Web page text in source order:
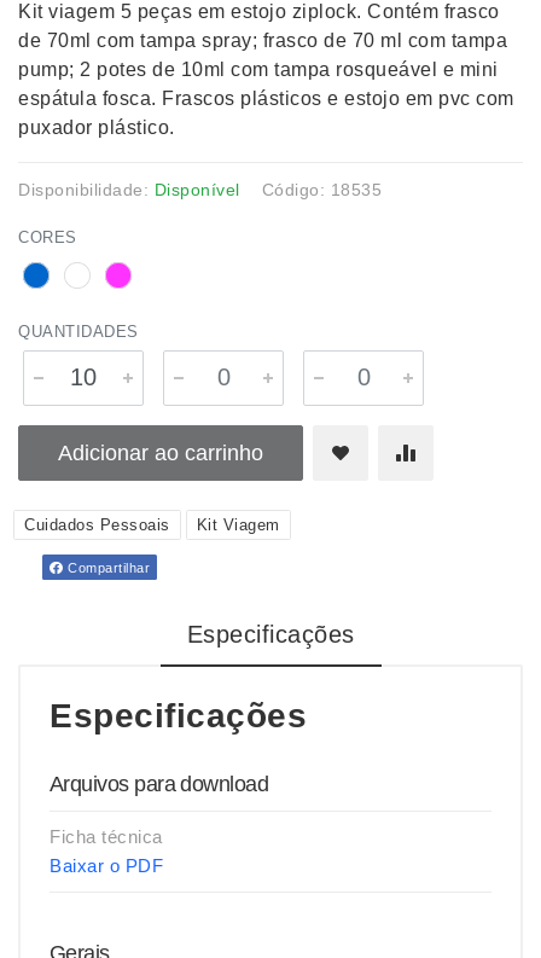
Kit viagem 5 peças em estojo ziplock. Contém frasco
de 70ml com tampa spray; frasco de 70 ml com tampa
pump; 2 potes de 10ml com tampa rosqueável e mini
espátula fosca. Frascos plásticos e estojo em pvc com
puxador plástico.
Disponibilidade: Disponível Código: 18535
CORES
QUANTIDADES
Adicionar ao carrinho
Cuidados Pessoais Kit Viagem
Compartilhar
Especificações
Especificações
Arquivos para download
Ficha técnica
Baixar o PDF
Gerais